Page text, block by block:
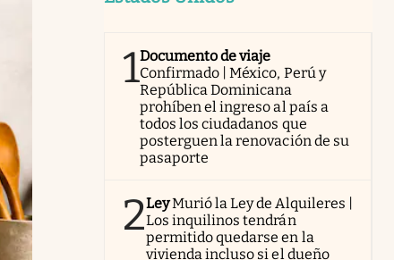
1Documento de viaje
Confirmado | México, Perú y
República Dominicana
prohíben el ingreso al país a
todos los ciudadanos que
posterguen la renovación de su
pasaporte
2LeyMurió la Ley de Alquileres |
Los inquilinos tendrán
permitido quedarse en la
vivienda incluso si el dueño